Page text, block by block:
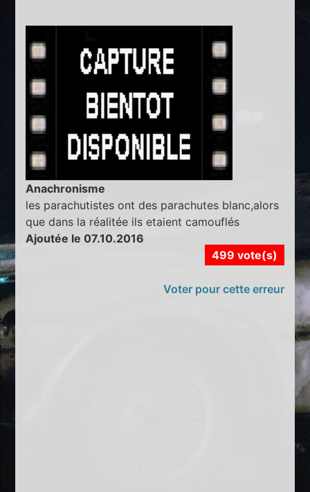
Anachronisme
les parachutistes ont des parachutes blanc,alors
que dans la réalitée ils etaient camouflés
Ajoutée le 07.10.2016
499 vote(s)
Voter pour cette erreur